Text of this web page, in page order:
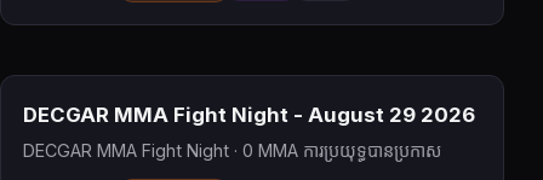
DECGAR MMA Fight Night - August 29 2026
DECGAR MMA Fight Night · 0 MMA ការប្រយុទ្ធបានប្រកាស